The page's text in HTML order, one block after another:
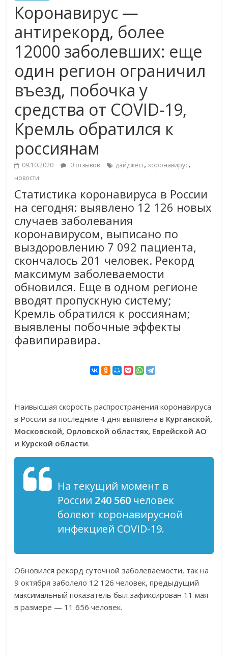
Коронавирус —
антирекорд, более
12000 заболевших: еще
один регион ограничил
въезд, побочка у
средства от COVID-19,
Кремль обратился к
россиянам
09.10.2020 0 отзывов дайджест, коронавирус,
новости
Статистика коронавируса в России
на сегодня: выявлено 12 126 новых
случаев заболевания
коронавирусом, выписано по
выздоровлению 7 092 пациента,
скончалось 201 человек. Рекорд
максимум заболеваемости
обновился. Еще в одном регионе
вводят пропускную систему;
Кремль обратился к россиянам;
выявлены побочные эффекты
фавипиравира.
Наивысшая скорость распространения коронавируса
в России за последние 4 дня выявлена в Курганской,
Московской, Орловской областях, Еврейской АО
и Курской области.
На текущий момент в
России 240 560 человек
болеют коронавирусной
инфекцией COVID-19.
Обновился рекорд суточной заболеваемости, так на
9 октября заболело 12 126 человек, предыдущий
максимальный показатель был зафиксирован 11 мая
в размере — 11 656 человек.